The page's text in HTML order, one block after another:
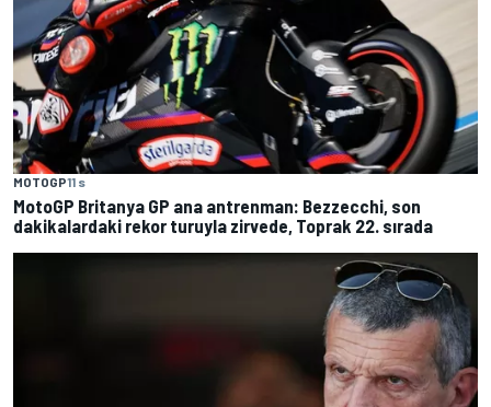
MOTOGP11 s
MotoGP Britanya GP ana antrenman: Bezzecchi, son
dakikalardaki rekor turuyla zirvede, Toprak 22. sırada